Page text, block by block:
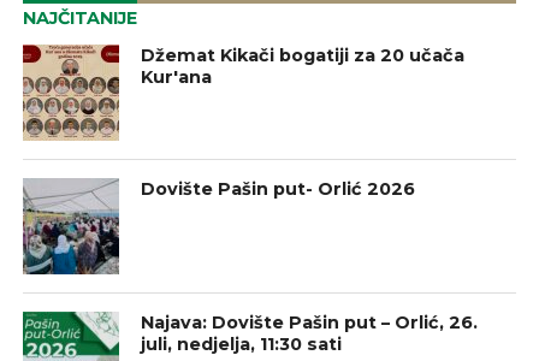
NAJČITANIJE
Džemat Kikači bogatiji za 20 učača
Kur'ana
Dovište Pašin put- Orlić 2026
Najava: Dovište Pašin put – Orlić, 26.
juli, nedjelja, 11:30 sati